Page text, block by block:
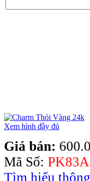
Xem hình đầy đủ
Giá bán:
Mã Số:
Tìm hiểu